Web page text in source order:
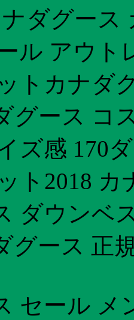
ダグース
ル アウト
トカナダ
グース コ
ズ感 170
ト2018
ダウンベ
グース 正
セール メ